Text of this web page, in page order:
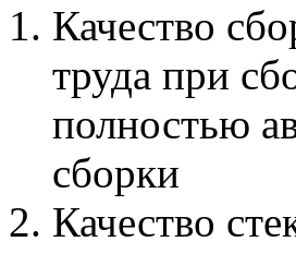
Качество
труда при
полностью
сборки
Качество